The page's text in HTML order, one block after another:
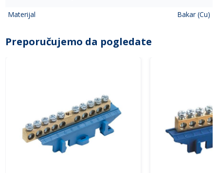
Materijal Bakar (Cu)
Preporučujemo da pogledate